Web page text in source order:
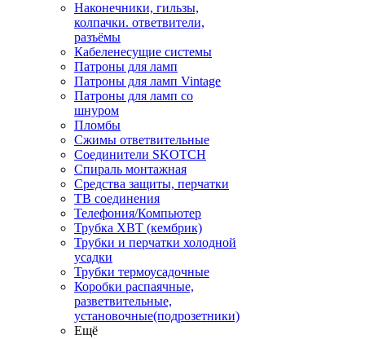
Наконечники, гильзы,
колпачки. ответвители,
разъёмы
Кабеленесущие системы
Патроны для ламп
Патроны для ламп Vintage
Патроны для ламп со
шнуром
Пломбы
Сжимы ответвительные
Соединители SKOTCH
Спираль монтажная
Средства защиты, перчатки
ТВ соединения
Телефония/Компьютер
Трубка ХВТ (кембрик)
Трубки и перчатки холодной
усадки
Трубки термоусадочные
Коробки распаячные,
разветвительные,
установочные(подрозетники)
Ещё